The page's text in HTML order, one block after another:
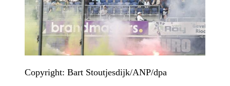
Copyright: Bart Stoutjesdijk/ANP/dpa